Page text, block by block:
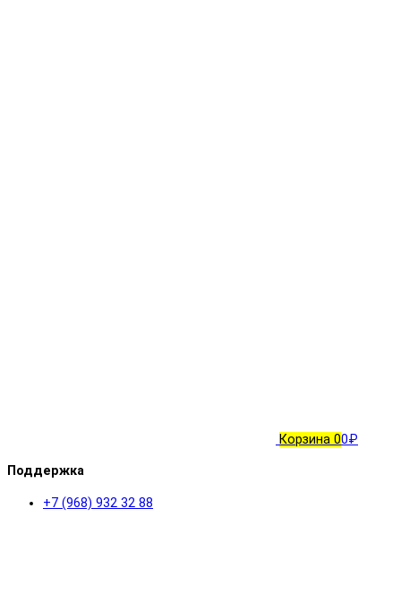
Корзина 00₽
Поддержка
+7 (968) 932 32 88